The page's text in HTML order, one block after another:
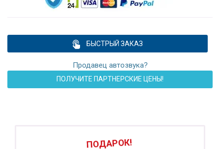
БЫСТРЫЙ ЗАКАЗ
Продавец автозвука?
ПОЛУЧИТЕ ПАРТНЕРСКИЕ ЦЕНЫ!
ПОДАРОК!